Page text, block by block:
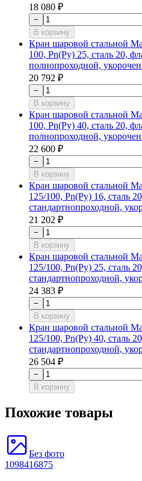
18 080 ₽
−
В корзину
Кран шаровой стальной
100, Рn(Ру) 25, сталь 20,
полнопроходной,
20 792 ₽
−
В корзину
Кран шаровой стальной
100, Рn(Ру) 40, сталь 20,
полнопроходной,
22 600 ₽
−
В корзину
Кран шаровой стальной
125/100, Рn(Ру) 16, сталь
стандартнопроходной,
21 202 ₽
−
В корзину
Кран шаровой стальной
125/100, Рn(Ру) 25, сталь
стандартнопроходной,
24 383 ₽
−
В корзину
Кран шаровой стальной
125/100, Рn(Ру) 40, сталь
стандартнопроходной,
26 504 ₽
−
В корзину
Похожие товары
Без фото
1098416875